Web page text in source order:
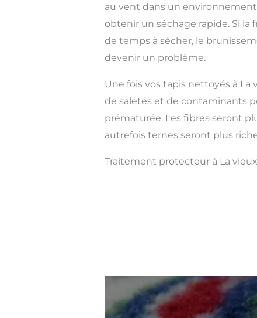
au vent dans un
obtenir un séchage rapide. Si
de temps à sécher, le
devenir un problème.
Une fois vos tapis nettoyés à
de saletés et de contaminants
prématurée. Les fibres seront
autrefois ternes seront plus
Traitement protecteur à La